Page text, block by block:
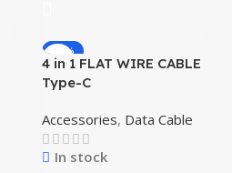
-28%
4 in 1 FLAT WIRE CABLE
Type-C
Accessories, Data Cable
In stock